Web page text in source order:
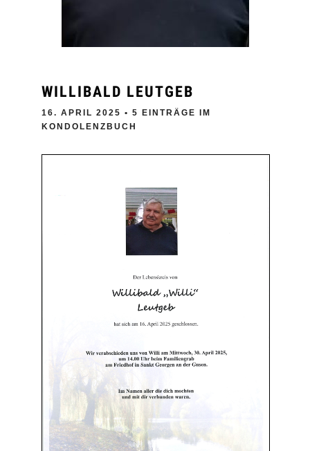
WILLIBALD LEUTGEB
16. APRIL 2025 • 5 EINTRÄGE IM
KONDOLENZBUCH